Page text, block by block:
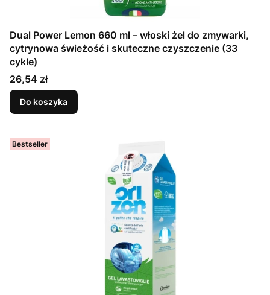
Dual Power Lemon 660 ml – włoski żel do zmywarki,
cytrynowa świeżość i skuteczne czyszczenie (33
cykle)
Cena
26,54 zł
Do koszyka
Bestseller